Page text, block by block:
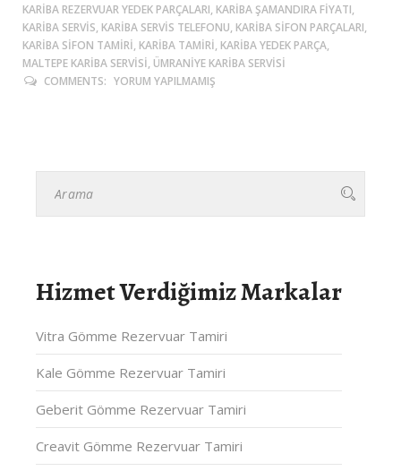
KARIBA REZERVUAR YEDEK PARÇALARI, KARIBA ŞAMANDIRA FIYATI,
KARIBA SERVIS, KARIBA SERVIS TELEFONU, KARIBA SIFON PARÇALARI,
KARIBA SIFON TAMIRI, KARIBA TAMIRI, KARIBA YEDEK PARÇA,
MALTEPE KARIBA SERVISI, ÜMRANIYE KARIBA SERVISI
COMMENTS: YORUM YAPILMAMIŞ
Hizmet Verdiğimiz Markalar
Vitra Gömme Rezervuar Tamiri
Kale Gömme Rezervuar Tamiri
Geberit Gömme Rezervuar Tamiri
Creavit Gömme Rezervuar Tamiri